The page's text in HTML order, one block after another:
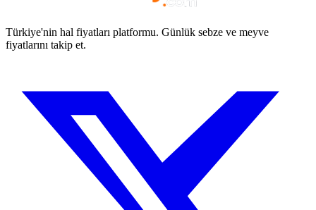
Türkiye'nin hal fiyatları platformu. Günlük sebze ve meyve
fiyatlarını takip et.